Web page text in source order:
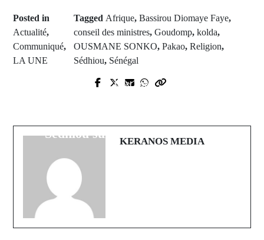
Posted in
Actualité,
Communiqué,
LA UNE
Tagged Afrique, Bassirou Diomaye Faye,
conseil des ministres, Goudomp, kolda,
OUSMANE SONKO, Pakao, Religion,
Sédhiou, Sénégal
Prev Post
Next Post
Sédhiou suite à un déraillement
KERANOS MEDIA